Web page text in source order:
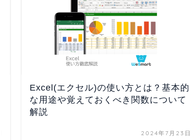
Excel(エクセル)の使い方とは？基本的
な用途や覚えておくべき関数について
解説
2024年7月23日